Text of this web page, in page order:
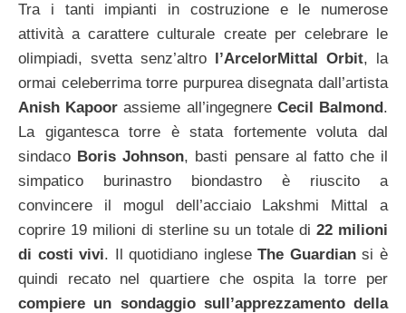
Tra i tanti impianti in costruzione e le numerose
attività a carattere culturale create per celebrare le
olimpiadi, svetta senz’altro l’ArcelorMittal Orbit, la
ormai celeberrima torre purpurea disegnata dall’artista
Anish Kapoor assieme all’ingegnere Cecil Balmond.
La gigantesca torre è stata fortemente voluta dal
sindaco Boris Johnson, basti pensare al fatto che il
simpatico burinastro biondastro è riuscito a
convincere il mogul dell’acciaio Lakshmi Mittal a
coprire 19 milioni di sterline su un totale di22 milioni
di costi vivi. Il quotidiano ingleseThe Guardiansi è
quindi recato nel quartiere che ospita la torre per
compiere un sondaggio sull’apprezzamento della